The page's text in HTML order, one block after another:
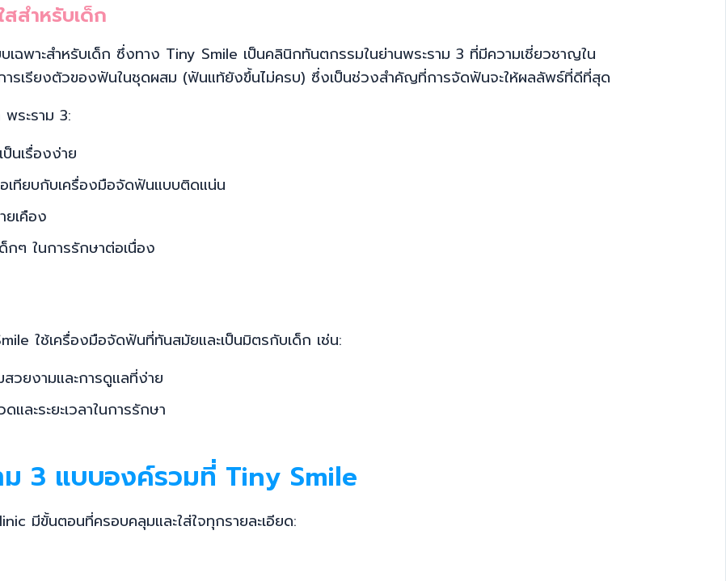
สำหรับเด็ก
ฉพาะสำหรับเด็ก ซึ่งทาง Tiny Smile เป็นคลินิกทันตกรรมในย่านพระราม 3 ที่มีความเชี่ยวชาญใน
ารเรียงตัวของฟันในชุดผสม (ฟันแท้ยังขึ้นไม่ครบ) ซึ่งเป็นช่วงสำคัญที่การจัดฟันจะให้ผลลัพธ์ที่ดีที่สุด
ระราม 3:
นเรื่องง่าย
เทียบกับเครื่องมือจัดฟันแบบติดแน่น
ยเคือง
กๆ ในการรักษาต่อเนื่อง
ใช้เครื่องมือจัดฟันที่ทันสมัยและเป็นมิตรกับเด็ก เช่น:
วยงามและการดูแลที่ง่าย
ละระยะเวลาในการรักษา
ม 3 แบบองค์รวมที่ Tiny Smile
มีขั้นตอนที่ครอบคลุมและใส่ใจทุกรายละเอียด: